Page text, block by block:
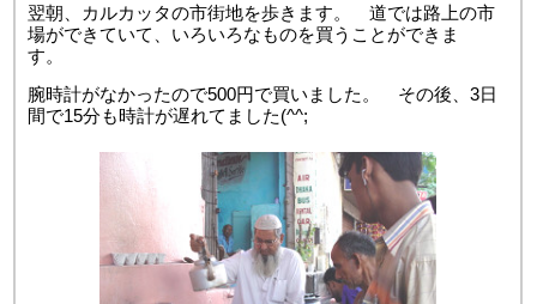
翌朝、カルカッタの市街地を歩きます。 道では路上の市
場ができていて、いろいろなものを買うことができま
す。
腕時計がなかったので500円で買いました。 その後、3日
間で15分も時計が遅れてました(^^;